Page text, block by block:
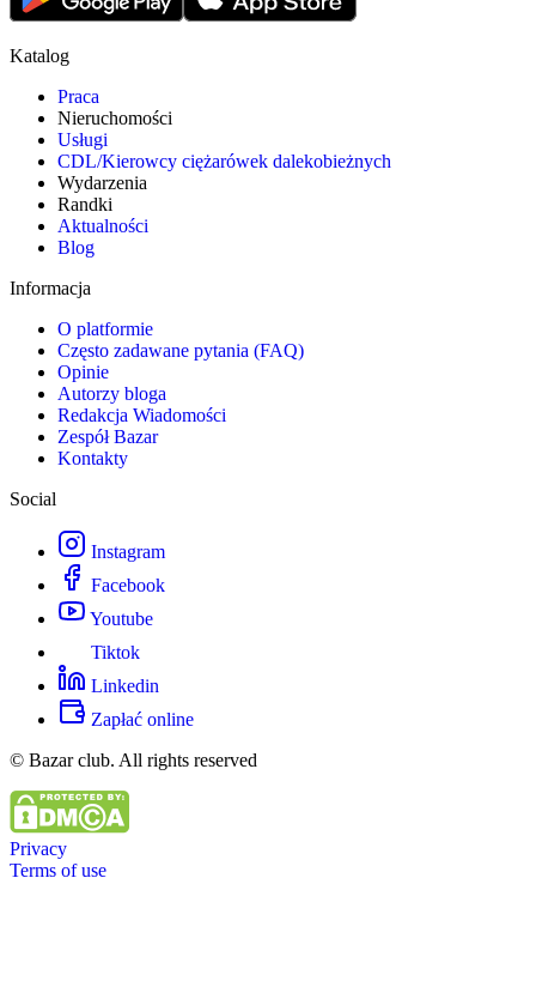
Katalog
Praca
Nieruchomości
Usługi
CDL/Kierowcy ciężarówek dalekobieżnych
Wydarzenia
Randki
Aktualności
Blog
Informacja
O platformie
Często zadawane pytania (FAQ)
Opinie
Autorzy bloga
Redakcja Wiadomości
Zespół Bazar
Kontakty
Social
Instagram
Facebook
Youtube
Tiktok
Linkedin
Zapłać online
© Bazar club. All rights reserved
Privacy
Terms of use